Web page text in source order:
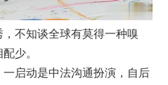
不知谈全球有莫得一种嗅
少。
启动是中法沟通扮演，自后